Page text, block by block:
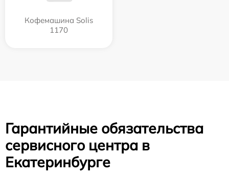
Кофемашина Solis
1170
Гарантийные обязательства
сервисного центра в
Екатеринбурге